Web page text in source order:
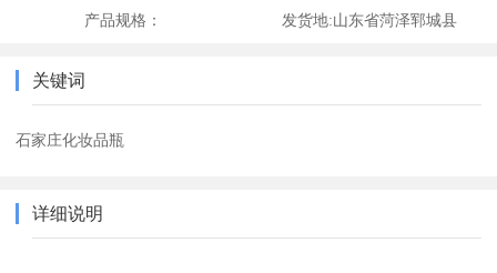
产品规格： 发货地:山东省菏泽郓城县
关键词
石家庄化妆品瓶
详细说明